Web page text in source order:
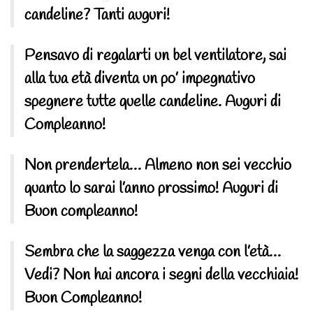
candeline? Tanti auguri!
Pensavo di regalarti un bel ventilatore, sai
alla tua età diventa un po’ impegnativo
spegnere tutte quelle candeline. Auguri di
Compleanno!
Non prendertela… Almeno non sei vecchio
quanto lo sarai l’anno prossimo! Auguri di
Buon compleanno!
Sembra che la saggezza venga con l’età…
Vedi? Non hai ancora i segni della vecchiaia!
Buon Compleanno!